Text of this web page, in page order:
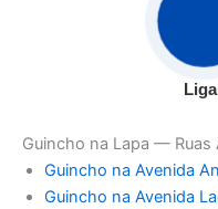
Guincho na Lapa — Ruas
Guincho na Avenida
Guincho na Avenida